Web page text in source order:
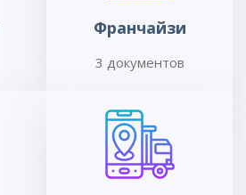
Франчайзи
3 документов